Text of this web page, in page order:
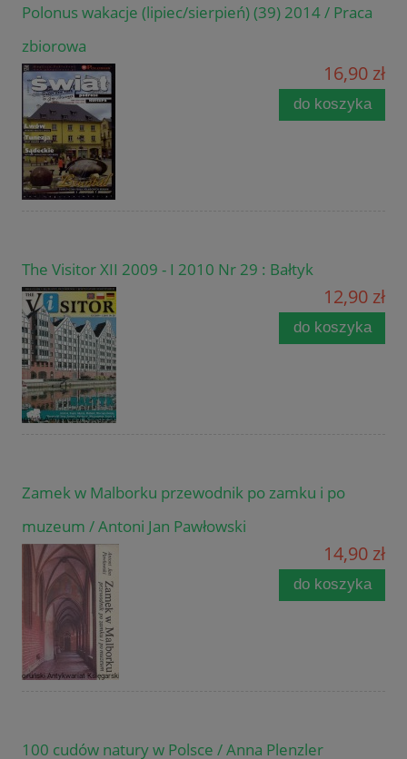
Polonus wakacje (lipiec/sierpień) (39) 2014 / Praca
zbiorowa
16,90 zł
do koszyka
The Visitor XII 2009 - I 2010 Nr 29 : Bałtyk
12,90 zł
do koszyka
Zamek w Malborku przewodnik po zamku i po
muzeum / Antoni Jan Pawłowski
14,90 zł
do koszyka
100 cudów natury w Polsce / Anna Plenzler